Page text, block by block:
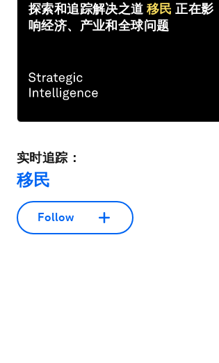
探索和追踪解决之道 移民 正在影
响经济、产业和全球问题
实时追踪：
移民
Follow